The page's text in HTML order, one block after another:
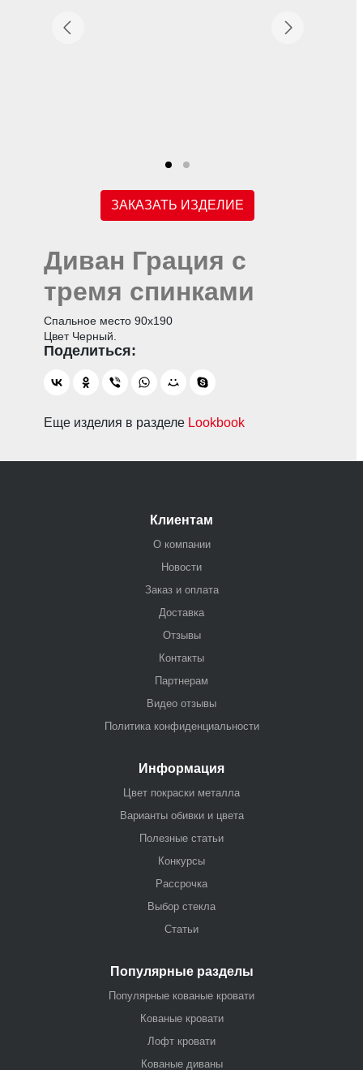
ЗАКАЗАТЬ ИЗДЕЛИЕ
Диван Грация с
тремя спинками
Спальное место 90х190
Цвет Черный.
Еще изделия в разделе Lookbook
Клиентам
О компании
Новости
Заказ и оплата
Доставка
Отзывы
Контакты
Партнерам
Видео отзывы
Политика конфиденциальности
Информация
Цвет покраски металла
Варианты обивки и цвета
Полезные статьи
Конкурсы
Рассрочка
Выбор стекла
Статьи
Популярные разделы
Популярные кованые кровати
Кованые кровати
Лофт кровати
Кованые диваны